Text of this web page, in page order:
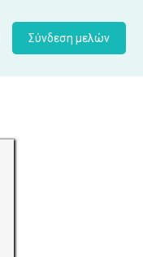
Σύνδεση μελών